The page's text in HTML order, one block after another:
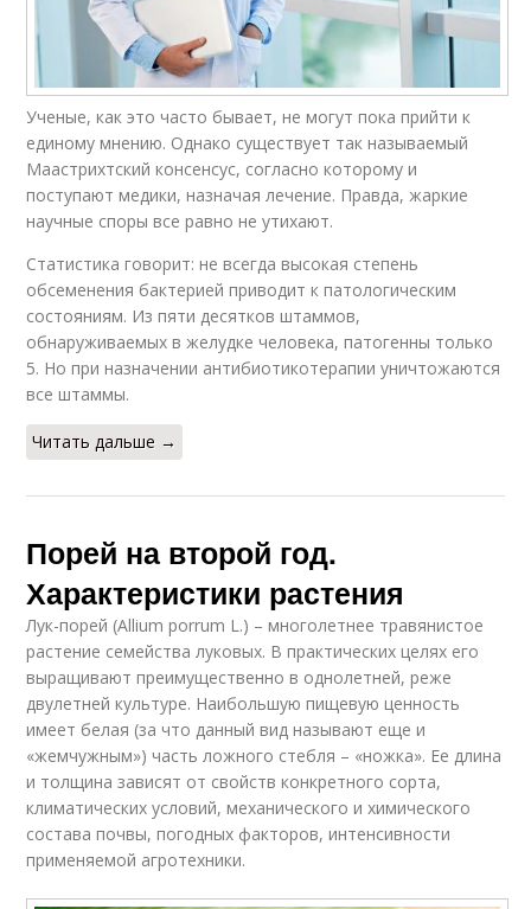
Ученые, как это часто бывает, не могут пока прийти к
единому мнению. Однако существует так называемый
Маастрихтский консенсус, согласно которому и
поступают медики, назначая лечение. Правда, жаркие
научные споры все равно не утихают.
Статистика говорит: не всегда высокая степень
обсеменения бактерией приводит к патологическим
состояниям. Из пяти десятков штаммов,
обнаруживаемых в желудке человека, патогенны только
5. Но при назначении антибиотикотерапии уничтожаются
все штаммы.
Читать дальше →
Порей на второй год.
Характеристики растения
Лук-порей (Allium porrum L.) – многолетнее травянистое
растение семейства луковых. В практических целях его
выращивают преимущественно в однолетней, реже
двулетней культуре. Наибольшую пищевую ценность
имеет белая (за что данный вид называют еще и
«жемчужным») часть ложного стебля – «ножка». Ее длина
и толщина зависят от свойств конкретного сорта,
климатических условий, механического и химического
состава почвы, погодных факторов, интенсивности
применяемой агротехники.